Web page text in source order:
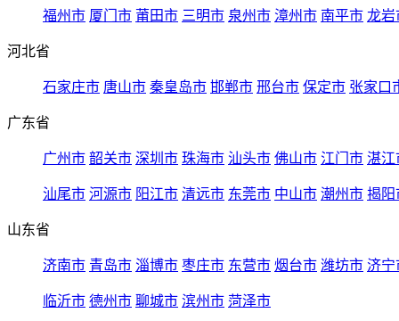
福州市 厦门市 莆田市 三明市 泉州市 漳州市 南平市 龙岩
河北省
石家庄市 唐山市 秦皇岛市 邯郸市 邢台市 保定市 张家口
广东省
广州市 韶关市 深圳市 珠海市 汕头市 佛山市 江门市 湛江
汕尾市 河源市 阳江市 清远市 东莞市 中山市 潮州市 揭阳
山东省
济南市 青岛市 淄博市 枣庄市 东营市 烟台市 潍坊市 济宁
临沂市 德州市 聊城市 滨州市 菏泽市